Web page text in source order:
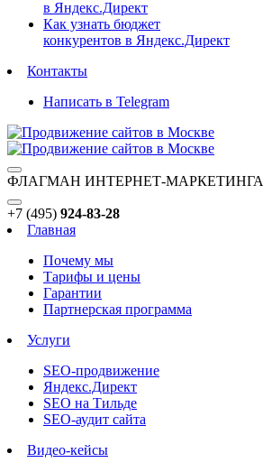
в Яндекс.Директ
Как узнать бюджет
конкурентов в Яндекс.Директ
Контакты
Написать в Telegram
ФЛАГМАН ИНТЕРНЕТ-МАРКЕТИНГА
+7 (495) 924-83-28
Главная
Почему мы
Тарифы и цены
Гарантии
Партнерская программа
Услуги
SEO-продвижение
Яндекс.Директ
SEO на Тильде
SEO-аудит сайта
Видео-кейсы